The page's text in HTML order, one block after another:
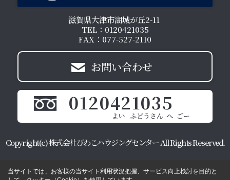
滋賀県大津市湖城が丘2-11
TEL：0120421035
FAX：077-527-2110
お問い合わせ
0120421035
Copyright(c) 株式会社びわこハウジングセンター All Rights Reserved.
当サイトでは、お客様の当サイト利用状況把握、サービス向上検討を目的と